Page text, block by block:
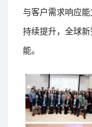
与客户需求响应
持续提升，全球
能。